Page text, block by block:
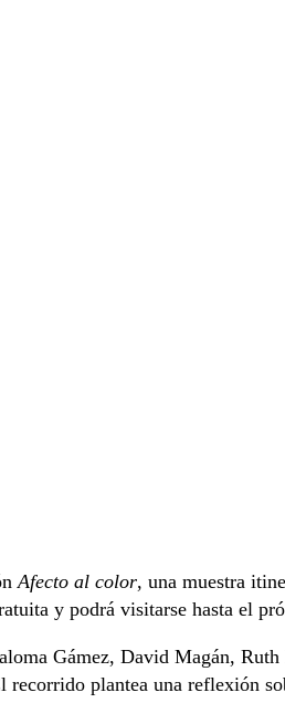
Afecto al color, una muestra
y podrá visitarse hasta el
Gámez, David Magán,
plantea una reflexión